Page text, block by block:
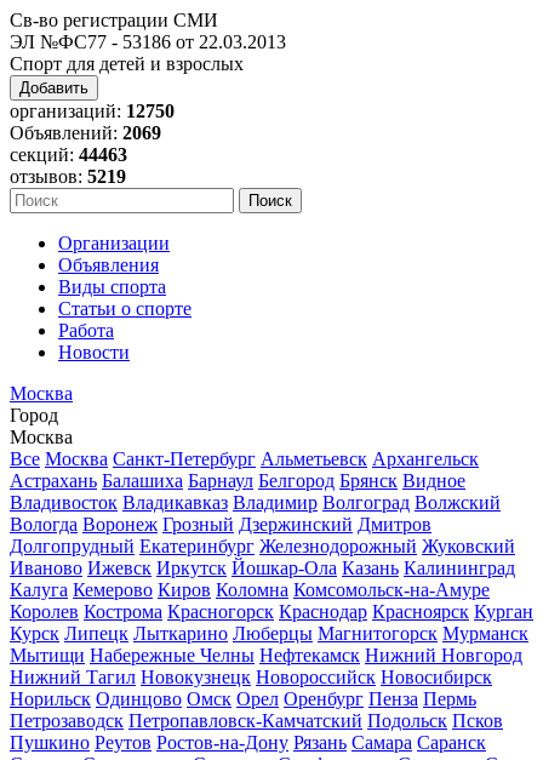
Св-во регистрации СМИ
ЭЛ №ФС77 - 53186 от 22.03.2013
Спорт для детей и взрослых
Добавить
организаций: 12750
Объявлений: 2069
секций: 44463
отзывов: 5219
Организации
Объявления
Виды спорта
Статьи о спорте
Работа
Новости
Москва
Город
Москва
Все Москва Санкт-Петербург Альметьевск Архангельск
Астрахань Балашиха Барнаул Белгород Брянск Видное
Владивосток Владикавказ Владимир Волгоград Волжский
Вологда Воронеж Грозный Дзержинский Дмитров
Долгопрудный Екатеринбург Железнодорожный Жуковский
Иваново Ижевск Иркутск Йошкар-Ола Казань Калининград
Калуга Кемерово Киров Коломна Комсомольск-на-Амуре
Королев Кострома Красногорск Краснодар Красноярск Курган
Курск Липецк Лыткарино Люберцы Магнитогорск Мурманск
Мытищи Набережные Челны Нефтекамск Нижний Новгород
Нижний Тагил Новокузнецк Новороссийск Новосибирск
Норильск Одинцово Омск Орел Оренбург Пенза Пермь
Петрозаводск Петропавловск-Камчатский Подольск Псков
Пушкино Реутов Ростов-на-Дону Рязань Самара Саранск